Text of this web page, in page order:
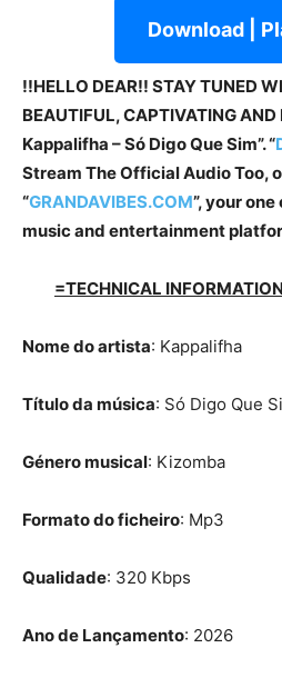
Download |
!!HELLO DEAR!! STAY TUNED
BEAUTIFUL, CAPTIVATING AND
Kappalifha – Só Digo Que Sim”. “
Stream The Official Audio Too,
“GRANDAVIBES.COM”, your
music and entertainment
=TECHNICAL
Nome do artista: Kappalifha
Título da música: Só Digo Que
Género musical: Kizomba
Formato do ficheiro: Mp3
Qualidade: 320 Kbps
Ano de Lançamento: 2026